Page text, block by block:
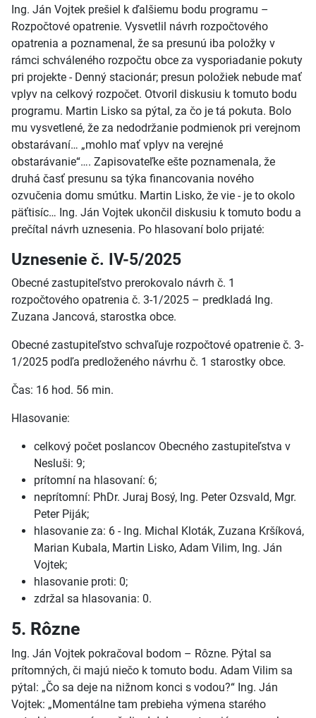
Ing. Ján Vojtek prešiel k ďalšiemu bodu programu –
Rozpočtové opatrenie. Vysvetlil návrh rozpočtového
opatrenia a poznamenal, že sa presunú iba položky v
rámci schváleného rozpočtu obce za vysporiadanie pokuty
pri projekte - Denný stacionár; presun položiek nebude mať
vplyv na celkový rozpočet. Otvoril diskusiu k tomuto bodu
programu. Martin Lisko sa pýtal, za čo je tá pokuta. Bolo
mu vysvetlené, že za nedodržanie podmienok pri verejnom
obstarávaní… „mohlo mať vplyv na verejné
obstarávanie“…. Zapisovateľke ešte poznamenala, že
druhá časť presunu sa týka financovania nového
ozvučenia domu smútku. Martin Lisko, že vie - je to okolo
päťtisíc… Ing. Ján Vojtek ukončil diskusiu k tomuto bodu a
prečítal návrh uznesenia. Po hlasovaní bolo prijaté:
Uznesenie č. IV-5/2025
Obecné zastupiteľstvo prerokovalo návrh č. 1
rozpočtového opatrenia č. 3-1/2025 – predkladá Ing.
Zuzana Jancová, starostka obce.
Obecné zastupiteľstvo schvaľuje rozpočtové opatrenie č. 3-
1/2025 podľa predloženého návrhu č. 1 starostky obce.
Čas: 16 hod. 56 min.
Hlasovanie:
celkový počet poslancov Obecného zastupiteľstva v
Nesluši: 9;
prítomní na hlasovaní: 6;
neprítomní: PhDr. Juraj Bosý, Ing. Peter Ozsvald, Mgr.
Peter Piják;
hlasovanie za: 6 - Ing. Michal Kloták, Zuzana Kršíková,
Marian Kubala, Martin Lisko, Adam Vilim, Ing. Ján
Vojtek;
hlasovanie proti: 0;
zdržal sa hlasovania: 0.
5. Rôzne
Ing. Ján Vojtek pokračoval bodom – Rôzne. Pýtal sa
prítomných, či majú niečo k tomuto bodu. Adam Vilim sa
pýtal: „Čo sa deje na nižnom konci s vodou?“ Ing. Ján
Vojtek: „Momentálne tam prebieha výmena starého